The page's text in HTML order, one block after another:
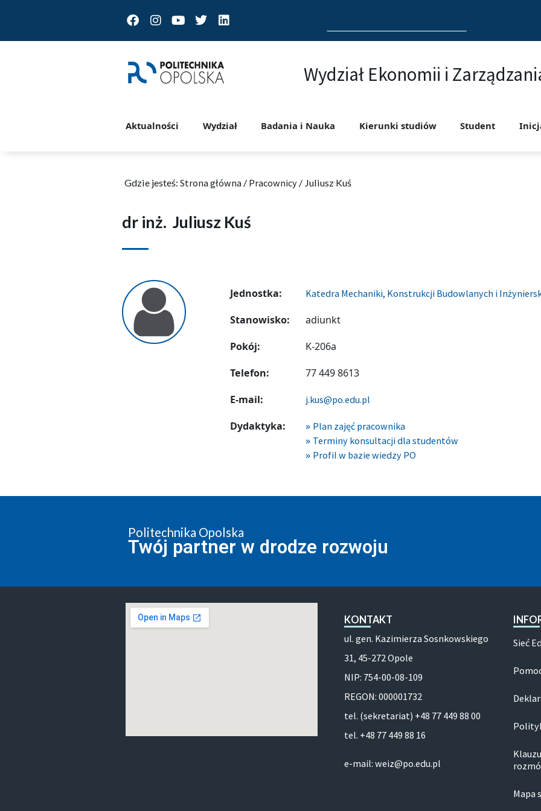
FacebookInstagram
Youtube
TwitterLinkedin
for:
Wydział Ekonomii i
Aktualności Wydział Badania i Nauka Kierunki studiów Student
Gdzie jesteś: Strona główna / Pracownicy/ Juliusz Kuś
dr inż. Juliusz Kuś
Jednostka: Katedra Mechaniki, Konstrukcji Budowlanych i
Stanowisko:
adiunkt
Pokój:
K-206a
Telefon:
77 449 8613
E-mail:
j.kus@po.edu.pl
Dydaktyka:
Plan zajęć pracownika
Terminy konsultacji dla studentów
Profil w bazie wiedzy PO
Politechnika Opolska
Twój partner w drodze rozwoju
KONTAKT
ul. gen. Kazimierza Sosnkowskiego
31, 45-272 Opole
NIP: 754-00-08-109
REGON: 000001732
tel. (sekretariat) +48 77 449 88 00
tel. +48 77 449 88 16
e-mail: weiz@po.edu.pl
Sieć
Mapa